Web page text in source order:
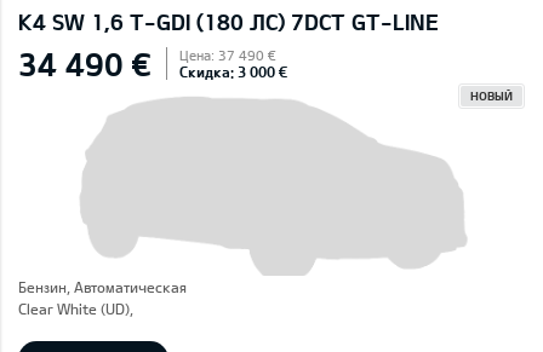
K4 SW 1,6 T-GDI (180 ЛС) 7DCT GT-LINE
34 490 € Цена: 37 490 €
Скидка: 3 000 €
НОВЫЙ
Бензин, Автоматическая
Clear White (UD),